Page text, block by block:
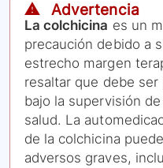
⚠️ Advertencia
La colchicina es un
precaución debido a
estrecho margen
resaltar que debe
bajo la supervisión
salud. La
de la colchicina
adversos graves,